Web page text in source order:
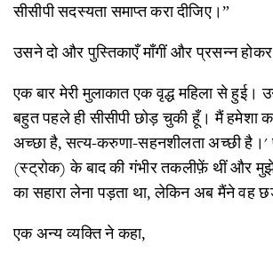
सीसीपी सदस्यता समाप्त करा दीजिए।”
उसने दो और पुस्तिकाएँ माँगीं और प्रसन्न
एक बार मेरी मुलाकात एक वृद्ध महिला से हुई।
बहुत पहले ही सीसीपी छोड़ चुकी हूँ। मैं हमेशा
अच्छा है, सत्य-करुणा-सहनशीलता अच्छी है।'
(स्ट्रोक) के बाद की गंभीर तकलीफ़ें थीं और
का सहारा लेना पड़ता था, लेकिन अब मैंने वह
एक अन्य व्यक्ति ने कहा,